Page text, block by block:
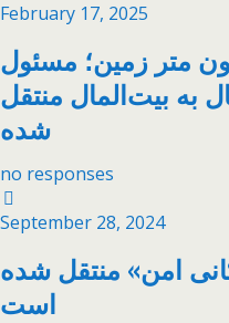
February 17, 2025
متر زمین؛ مسئول
بیت‌المال منتقل
شده
no responses
September 28, 2024
امن» منتقل شده
است